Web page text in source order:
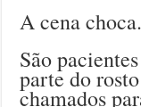
A cena choca.
São
parte do
chamados